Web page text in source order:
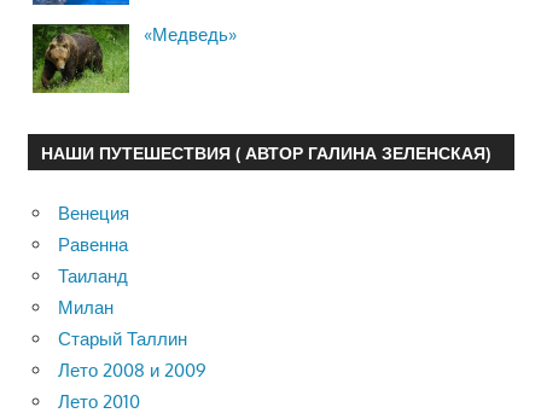
«Медведь»
НАШИ ПУТЕШЕСТВИЯ ( АВТОР ГАЛИНА ЗЕЛЕНСКАЯ)
Венеция
Равенна
Таиланд
Милан
Старый Таллин
Лето 2008 и 2009
Лето 2010